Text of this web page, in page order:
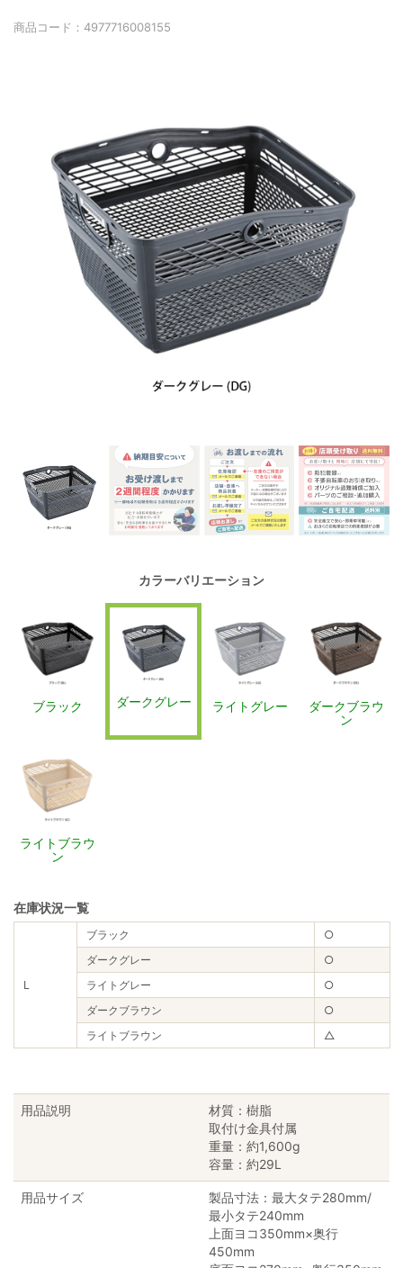
商品コード： 4977716008155
カラーバリエーション
ブラック ダークグレー ライトグレー
ダークブラウ
ン
ライトブラウ
ン
在庫状況一覧
L
ブラック
○
ダークグレー
○
ライトグレー
○
ダークブラウン
○
ライトブラウン
△
用品説明
材質：樹脂
取付け金具付属
重量：約1,600g
容量：約29L
用品サイズ
製品寸法：最大タテ280mm/
最小タテ240mm
上面ヨコ350mm×奥行
450mm